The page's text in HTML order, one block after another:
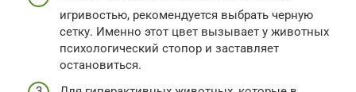
игривостью, рекомендуется выбрать черную
сетку. Именно этот цвет вызывает у животных
психологический стопор и заставляет
остановиться.